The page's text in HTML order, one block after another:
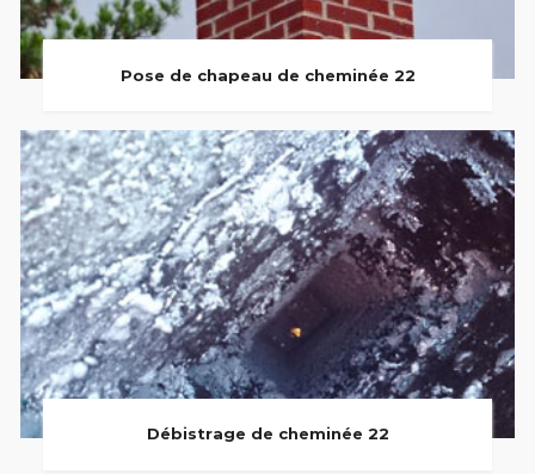
Pose de chapeau de cheminée 22
Débistrage de cheminée 22